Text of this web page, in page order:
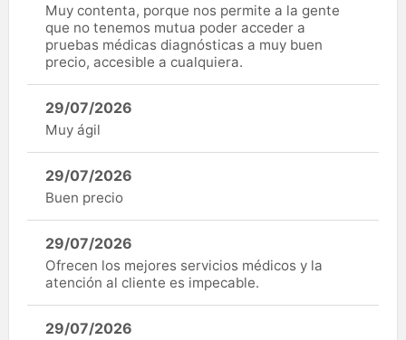
Muy contenta, porque nos permite a la gente
que no tenemos mutua poder acceder a
pruebas médicas diagnósticas a muy buen
precio, accesible a cualquiera.
29/07/2026
Muy ágil
29/07/2026
Buen precio
29/07/2026
Ofrecen los mejores servicios médicos y la
atención al cliente es impecable.
29/07/2026